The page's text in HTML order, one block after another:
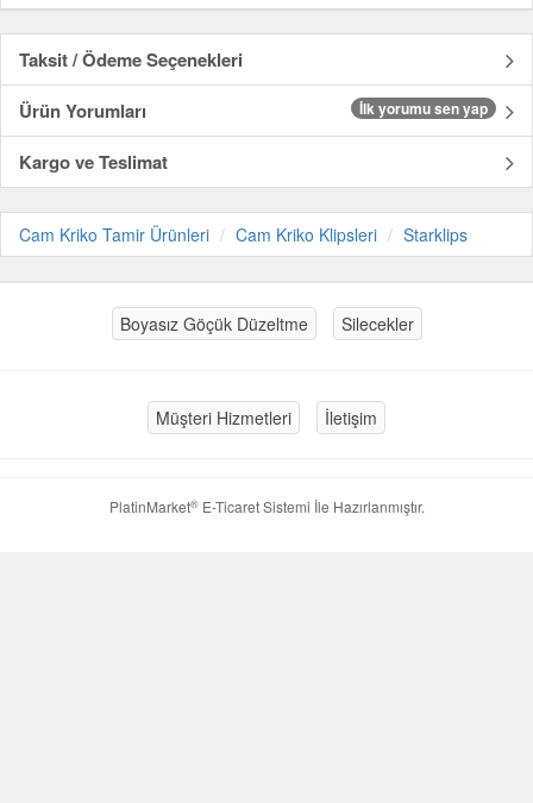
Taksit / Ödeme Seçenekleri
Ürün Yorumları
İlk yorumu sen yap
Kargo ve Teslimat
Cam Kriko Tamir Ürünleri Cam Kriko Klipsleri Starklips
Boyasız Göçük Düzeltme Silecekler
Müşteri Hizmetleri İletişim
PlatinMarket®E-Ticaret Sistemi İle Hazırlanmıştır.